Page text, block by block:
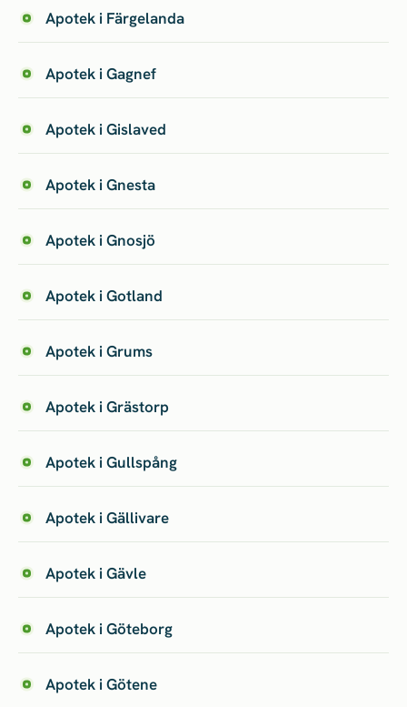
Apotek i Färgelanda
Apotek i Gagnef
Apotek i Gislaved
Apotek i Gnesta
Apotek i Gnosjö
Apotek i Gotland
Apotek i Grums
Apotek i Grästorp
Apotek i Gullspång
Apotek i Gällivare
Apotek i Gävle
Apotek i Göteborg
Apotek i Götene